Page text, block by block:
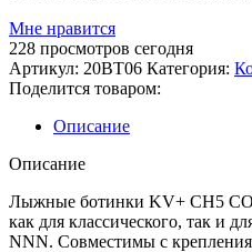
Мне нравится
228 просмотров сегодня
Артикул: 20BT06 Категория:
Поделится товаром:
Описание
Описание
Лыжные ботинки KV+ CH5
как для классического, так и
NNN. Совместимы с